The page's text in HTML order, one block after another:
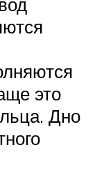
это
Дно